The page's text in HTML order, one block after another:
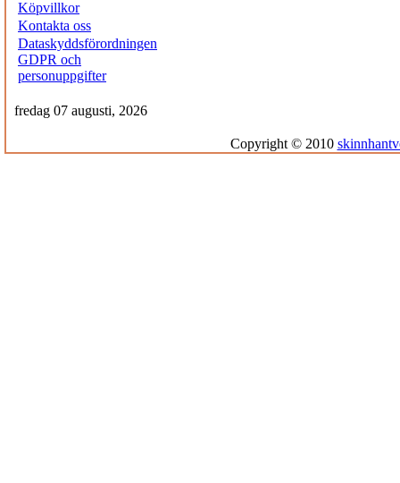
Köpvillkor
Kontakta oss
Dataskyddsförordningen
GDPR och
personuppgifter
fredag 07 augusti, 2026
Copyright © 2010